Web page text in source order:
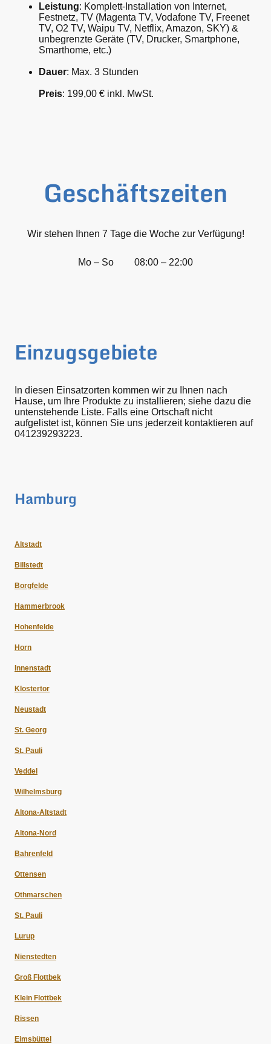
Leistung: Komplett-Installation von Internet,
Festnetz, TV (Magenta TV, Vodafone TV, Freenet
TV, O2 TV, Waipu TV, Netflix, Amazon, SKY) &
unbegrenzte Geräte (TV, Drucker, Smartphone,
Smarthome, etc.)
Dauer: Max. 3 Stunden
Preis: 199,00 € inkl. MwSt.
Geschäftszeiten
Wir stehen Ihnen 7 Tage die Woche zur Verfügung!
Mo – So 08:00 – 22:00
Einzugsgebiete
In diesen Einsatzorten kommen wir zu Ihnen nach
Hause, um Ihre Produkte zu installieren; siehe dazu die
untenstehende Liste. Falls eine Ortschaft nicht
aufgelistet ist, können Sie uns jederzeit kontaktieren auf
041239293223.
Hamburg
Altstadt
Billstedt
Borgfelde
Hammerbrook
Hohenfelde
Horn
Innenstadt
Klostertor
Neustadt
St. Georg
St. Pauli
Veddel
Wilhelmsburg
Altona-Altstadt
Altona-Nord
Bahrenfeld
Ottensen
Othmarschen
St. Pauli
Lurup
Nienstedten
Groß Flottbek
Klein Flottbek
Rissen
Eimsbüttel